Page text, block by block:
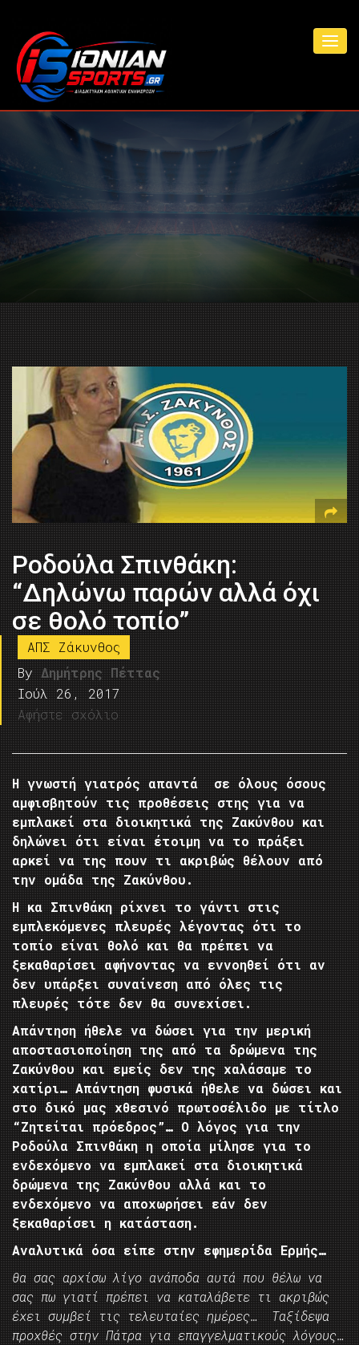
Ροδούλα Σπινθάκη:
“Δηλώνω παρών αλλά όχι
σε θολό τοπίο”
ΑΠΣ Ζάκυνθος
By Δημήτρης Πέττας
Ιούλ 26, 2017
Αφήστε σχόλιο
Η γνωστή γιατρός απαντά σε όλους όσους
αμφισβητούν τις προθέσεις στης για να
εμπλακεί στα διοικητικά της Ζακύνθου και
δηλώνει ότι είναι έτοιμη να το πράξει
αρκεί να της πουν τι ακριβώς θέλουν από
την ομάδα της Ζακύνθου.
Η κα Σπινθάκη ρίχνει το γάντι στις
εμπλεκόμενες πλευρές λέγοντας ότι το
τοπίο είναι θολό και θα πρέπει να
ξεκαθαρίσει αφήνοντας να εννοηθεί ότι αν
δεν υπάρξει συναίνεση από όλες τις
πλευρές τότε δεν θα συνεχίσει.
Απάντηση ήθελε να δώσει για την μερική
αποστασιοποίηση της από τα δρώμενα της
Ζακύνθου και εμείς δεν της χαλάσαμε το
χατίρι… Απάντηση φυσικά ήθελε να δώσει και
στο δικό μας χθεσινό πρωτοσέλιδο με τίτλο
“Ζητείται πρόεδρος”… Ο λόγος για την
Ροδούλα Σπινθάκη η οποία μίλησε για το
ενδεχόμενο να εμπλακεί στα διοικητικά
δρώμενα της Ζακύνθου αλλά και το
ενδεχόμενο να αποχωρήσει εάν δεν
ξεκαθαρίσει η κατάσταση.
Αναλυτικά όσα είπε στην εφημερίδα Ερμής…
θα σας αρχίσω λίγο ανάποδα αυτά που θέλω να
σας πω γιατί πρέπει να καταλάβετε τι ακριβώς
έχει συμβεί τις τελευταίες ημέρες… Ταξίδεψα
προχθές στην Πάτρα για επαγγελματικούς λόγους…